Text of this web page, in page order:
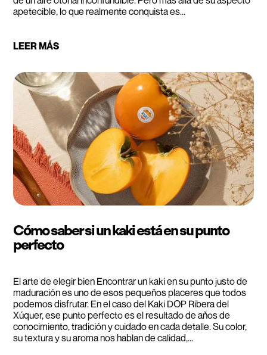
apetecible, lo que realmente conquista es...
LEER MÁS
Cómo saber si un kaki está en su punto
perfecto
El arte de elegir bien Encontrar un kaki en su punto justo de
maduración es uno de esos pequeños placeres que todos
podemos disfrutar. En el caso del Kaki DOP Ribera del
Xúquer, ese punto perfecto es el resultado de años de
conocimiento, tradición y cuidado en cada detalle. Su color,
su textura y su aroma nos hablan de calidad,...